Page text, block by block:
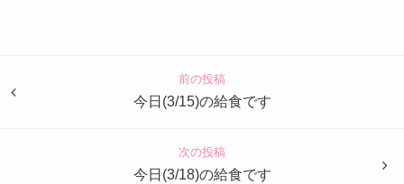
も
前の投稿
今日(3/15)の給食です
次の投稿
今日(3/18)の給食です